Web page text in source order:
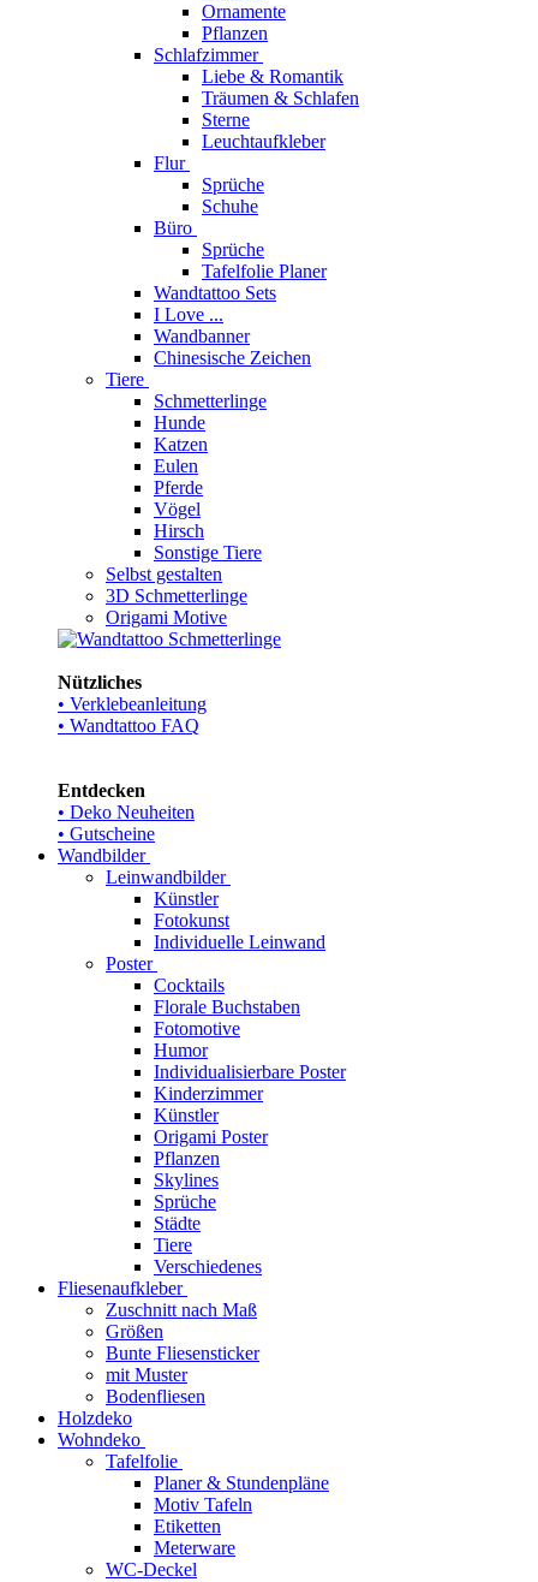
Ornamente
Pflanzen
Schlafzimmer
Liebe & Romantik
Träumen & Schlafen
Sterne
Leuchtaufkleber
Flur
Sprüche
Schuhe
Büro
Sprüche
Tafelfolie Planer
Wandtattoo Sets
I Love ...
Wandbanner
Chinesische Zeichen
Tiere
Schmetterlinge
Hunde
Katzen
Eulen
Pferde
Vögel
Hirsch
Sonstige Tiere
Selbst gestalten
3D Schmetterlinge
Origami Motive
Nützliches
• Verklebeanleitung
• Wandtattoo FAQ
Entdecken
• Deko Neuheiten
• Gutscheine
Wandbilder
Leinwandbilder
Künstler
Fotokunst
Individuelle Leinwand
Poster
Cocktails
Florale Buchstaben
Fotomotive
Humor
Individualisierbare Poster
Kinderzimmer
Künstler
Origami Poster
Pflanzen
Skylines
Sprüche
Städte
Tiere
Verschiedenes
Fliesenaufkleber
Zuschnitt nach Maß
Größen
Bunte Fliesensticker
mit Muster
Bodenfliesen
Holzdeko
Wohndeko
Tafelfolie
Planer & Stundenpläne
Motiv Tafeln
Etiketten
Meterware
WC-Deckel